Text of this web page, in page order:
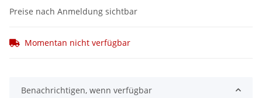
Preise nach Anmeldung sichtbar
Momentan nicht verfügbar
Benachrichtigen, wenn verfügbar